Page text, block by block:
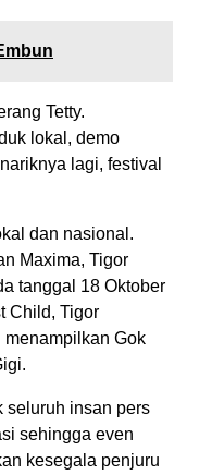
Tetty.
lokal, demo
lagi, festival
dan nasional.
Maxima, Tigor
tanggal 18 Oktober
Child, Tigor
Gok
seluruh insan pers
sehingga even
kesegala penjuru